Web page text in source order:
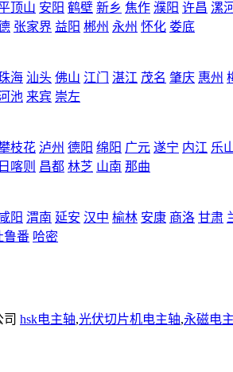
顶山 安阳 鹤壁 新乡 焦作 濮阳 许昌 漯
张家界 益阳 郴州 永州 怀化 娄底
海 汕头 佛山 江门 湛江 茂名 肇庆 惠州
池 来宾 崇左
枝花 泸州 德阳 绵阳 广元 遂宁 内江 乐
日喀则 昌都 林芝 山南 那曲
阳 渭南 延安 汉中 榆林 安康 商洛 甘肃
鲁番 哈密
hsk电主轴,光伏切片机电主轴,永磁电